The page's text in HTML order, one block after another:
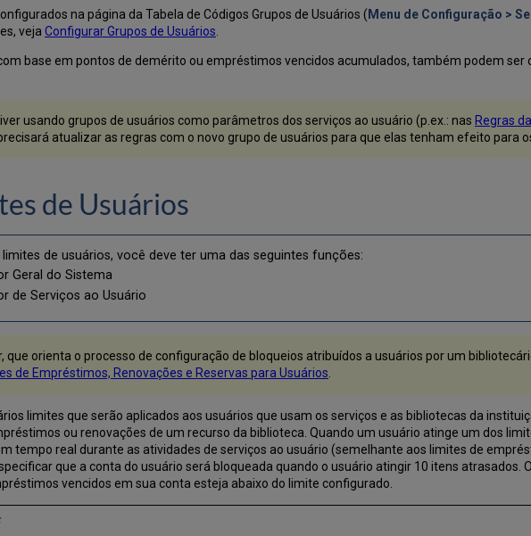
na página da Tabela de Códigos Grupos de Usuários ( Menu de Configuração >
veja Configurar Grupos de Usuários.
base em pontos de demérito ou empréstimos vencidos acumulados, também podem ser
usando grupos de usuários como parâmetros dos serviços ao usuário (p.ex.: nas Regras
atualizar as regras com o novo grupo de usuários para que elas tenham efeito para
de Usuários
de usuários, você deve ter uma das seguintes funções:
Geral do Sistema
de Serviços ao Usuário
que orienta o processo de configuração de bloqueios atribuídos a usuários por um
de Empréstimos, Renovações e Reservas para Usuários.
limites que serão aplicados aos usuários que usam os serviços e as bibliotecas da
ou renovações de um recurso da biblioteca. Quando um usuário atinge um dos
tempo real durante as atividades de serviços ao usuário (semelhante aos limites de
que a conta do usuário será bloqueada quando o usuário atingir 10 itens atrasados.
vencidos em sua conta esteja abaixo do limite configurado.